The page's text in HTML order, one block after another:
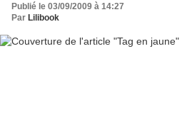
Publié le 03/09/2009 à 14:27
Par Lilibook